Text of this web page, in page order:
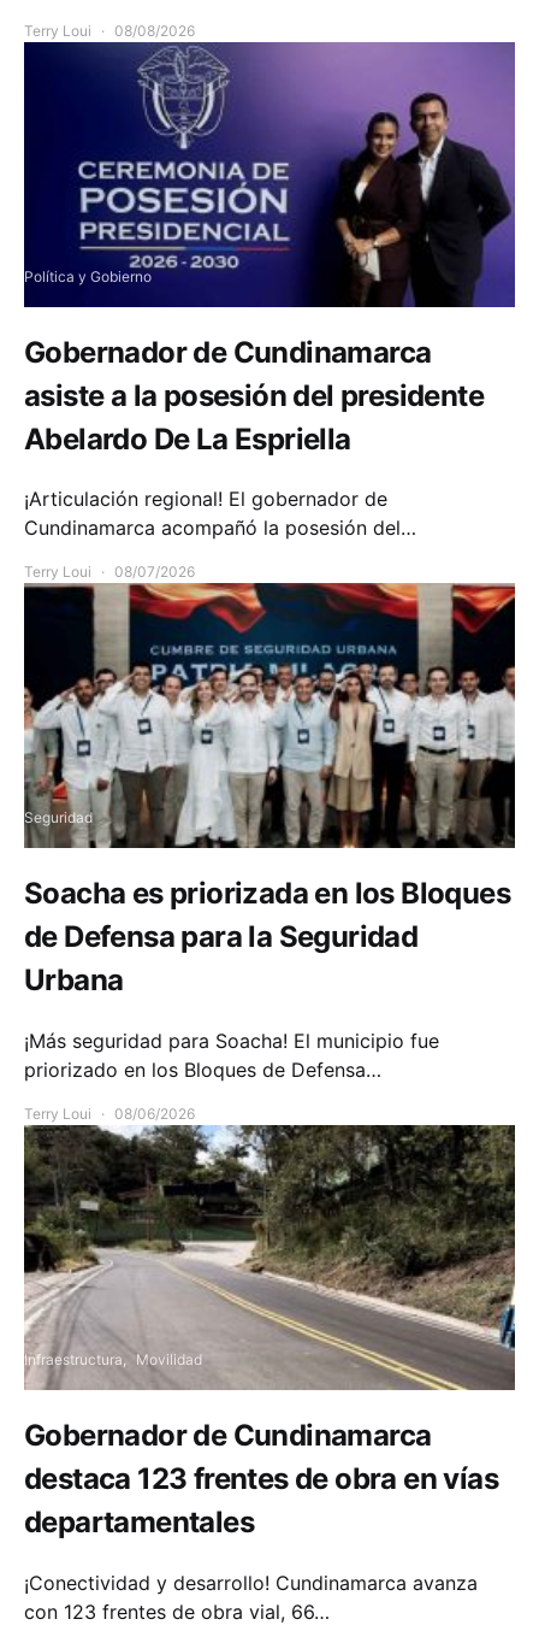
Terry Loui 08/08/2026
Política y Gobierno
Gobernador de Cundinamarca
asiste a la posesión del presidente
Abelardo De La Espriella
¡Articulación regional! El gobernador de
Cundinamarca acompañó la posesión del…
Terry Loui 08/07/2026
Seguridad
Soacha es priorizada en los Bloques
de Defensa para la Seguridad
Urbana
¡Más seguridad para Soacha! El municipio fue
priorizado en los Bloques de Defensa…
Terry Loui 08/06/2026
Infraestructura Movilidad
Gobernador de Cundinamarca
destaca 123 frentes de obra en vías
departamentales
¡Conectividad y desarrollo! Cundinamarca avanza
con 123 frentes de obra vial, 66…